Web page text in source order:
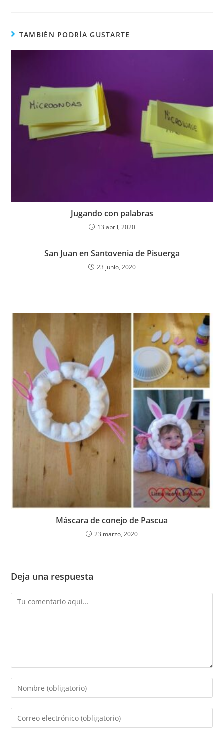
TAMBIÉN PODRÍA GUSTARTE
Jugando con palabras
13 abril, 2020
San Juan en Santovenia de Pisuerga
23 junio, 2020
Máscara de conejo de Pascua
23 marzo, 2020
Deja una respuesta